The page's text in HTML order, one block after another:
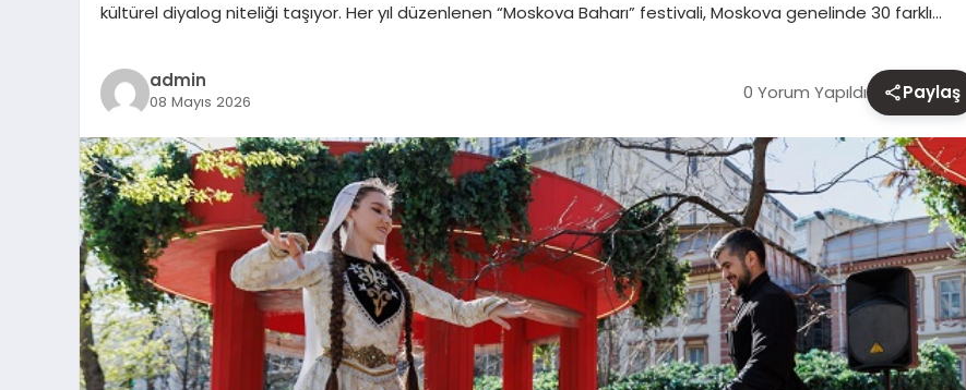
kültürel diyalog niteliği taşıyor. Her yıl düzenlenen “Moskova Baharı” festivali, Moskova genelinde 30 farklı…
admin
08 Mayıs 2026 0 Yorum Yapıldı Paylaş